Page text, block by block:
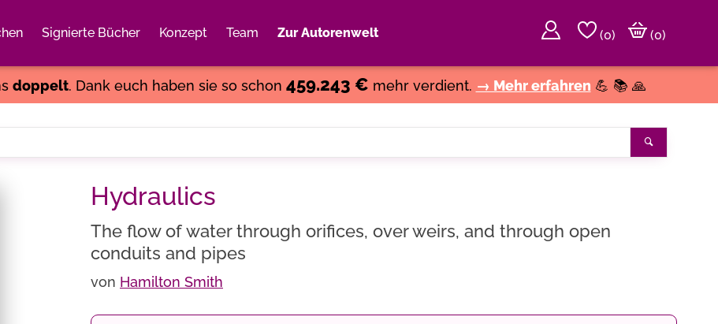
Signierte Bücher Konzept Team Zur Autorenwelt (0)
(0)
doppelt. Dank euch haben sie so schon 459.243 € mehr verdient. → Mehr erfahren 💪 📚 🙏
Hydraulics
The flow of water through orifices, over weirs, and through open
conduits and pipes
von Hamilton Smith